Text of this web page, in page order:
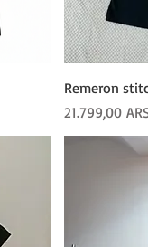
Remeron
Precio
21.799,00